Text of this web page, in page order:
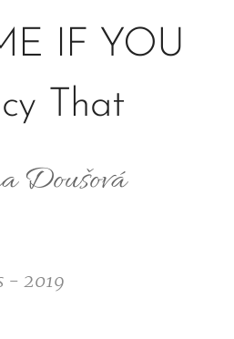
IF YOU
That
Doušová
- 2019